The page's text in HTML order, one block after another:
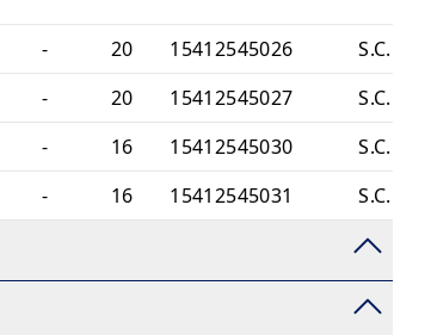
- 20 15412545026
S.C.
- 20 15412545027
S.C.
- 16 15412545030
S.C.
- 16 15412545031 S.C.